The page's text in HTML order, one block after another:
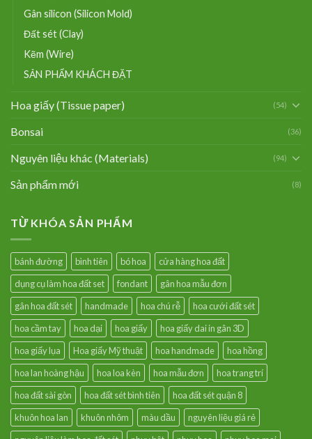
Gân silicon (Silicon Mold)
Đất sét (Clay)
Kẽm (Wire)
SẢN PHẨM KHÁCH ĐẶT
Hoa giấy (Tissue paper) (54)
Bonsai (36)
Nguyên liệu khác (Materials) (94)
Sản phẩm mới (8)
TỪ KHÓA SẢN PHẨM
bánh đường bình tiên bó hoa
cửa hàng hoa đất
dụng cụ làm hoa đất set
fondant
gân hoa mẫu đơn
gân hoa đất sét
handmade hoa chú rễ
hoa cưới đất sét
hoa cầm tay
hoa dại hoa giấy
hoa giấy dai in gân 3D
hoa giấy lụa
Hoa giấy Mỹ thuật hoa handmade
hoa hồng
hoa lan hoàng hậu
hoa loa kèn hoa mẫu đơn
hoa trang trí
hoa đất sài gòn
hoa đất sét bình tiên
hoa đất sét quận 8
khuôn hoa lan
khuôn nhôm màu dầu
nguyên liệu giá rẻ